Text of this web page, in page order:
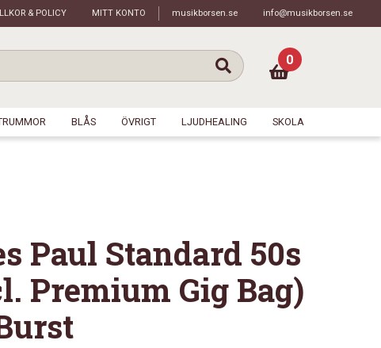
& POLICY MITT KONTO musikborsen.se info@musikborsen.se
0
BLÅS ÖVRIGT LJUDHEALING SKOLA
Paul Standard 50s
Premium Gig Bag)